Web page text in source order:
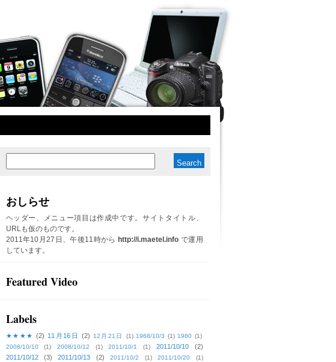
おしらせ
ヘッダー、メニュー項目は作成中です。サイトタイトル、
URLも仮のものです。
2011年10月27日、午後11時から http://i.maetel.info で運用
しています。
Featured Video
Labels
★★★★ (2) 11月16日 (2) 12月21日 (1) 1968/10/3 (1) 1980 (1)
2008/10/10
(1) 2008/10/12 (1) 2011/10/1 (1) 2011/10/10
(2)
2011/10/12
(3) 2011/10/13 (2) 2011/10/2 (1) 2011/10/20 (1)